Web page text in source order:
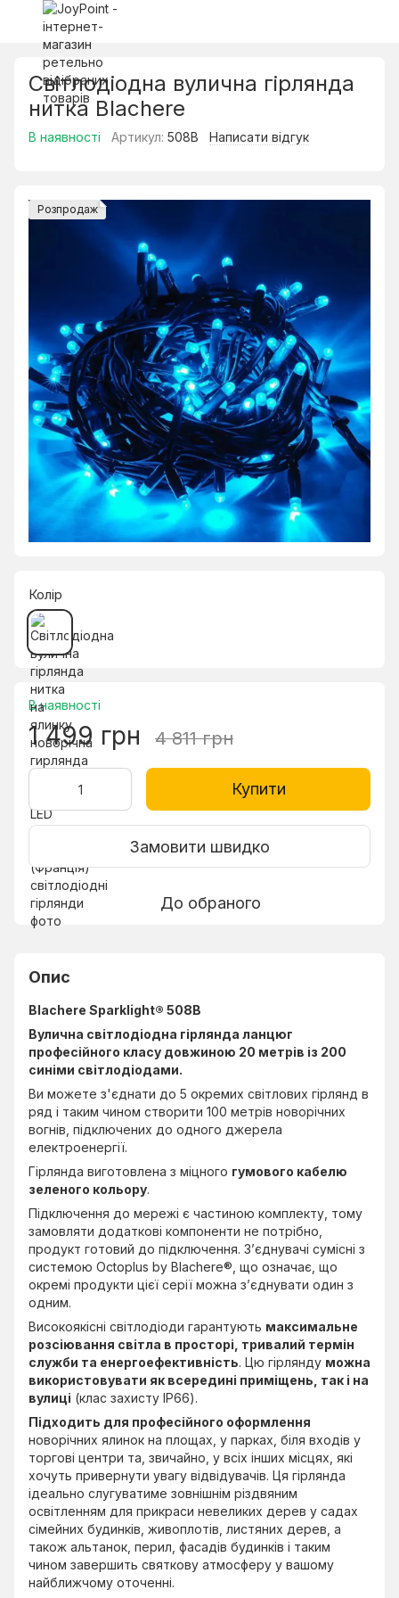
Світлодіодна вулична гірлянда
нитка Blachere
В наявності Артикул: 508B Написати відгук
Розпродаж
Колір
В наявності
1 499 грн 4 811 грн
Купити
Замовити швидко
До обраного
Опис
Blachere Sparklight® 508B
Вулична світлодіодна гірлянда ланцюг
професійного класу довжиною 20 метрів із 200
синіми світлодіодами.
Ви можете з'єднати до 5 окремих світлових гірлянд в
ряд і таким чином створити 100 метрів новорічних
вогнів, підключених до одного джерела
електроенергії.
Гірлянда виготовлена з міцного гумового кабелю
зеленого кольору.
Підключення до мережі є частиною комплекту, тому
замовляти додаткові компоненти не потрібно,
продукт готовий до підключення. З’єднувачі сумісні з
системою Octoplus by Blachere®, що означає, що
окремі продукти цієї серії можна з’єднувати один з
одним.
Високоякісні світлодіоди гарантують максимальне
розсіювання світла в просторі, тривалий термін
служби та енергоефективність. Цю гірлянду можна
використовувати як всередині приміщень, так і на
вулиці (клас захисту IP66).
Підходить для професійного оформлення
новорічних ялинок на площах, у парках, біля входів у
торгові центри та, звичайно, у всіх інших місцях, які
хочуть привернути увагу відвідувачів. Ця гірлянда
ідеально слугуватиме зовнішнім різдвяним
освітленням для прикраси невеликих дерев у садах
сімейних будинків, живоплотів, листяних дерев, а
також альтанок, перил, фасадів будинків і таким
чином завершить святкову атмосферу у вашому
найближчому оточенні.